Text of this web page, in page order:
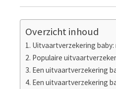
Overzicht inhoud
Uitvaartverzekering
Populaire
Een uitvaartverzekering
Een uitvaartverzekering